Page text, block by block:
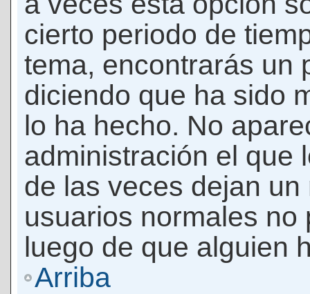
cierto periodo de
tema, encontrarás un
diciendo que ha sido
lo ha hecho. No
administración el que
de las veces dejan
usuarios normales
luego de que alguien
Arriba